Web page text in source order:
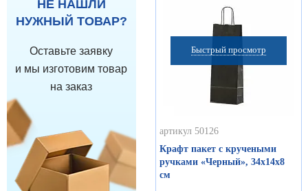
НЕ НАШЛИ
НУЖНЫЙ ТОВАР?
Оставьте заявку
и мы изготовим товар
на заказ
Быстрый просмотр
артикул 50126
Крафт пакет с кручеными
ручками «Черный», 34х14х8
см